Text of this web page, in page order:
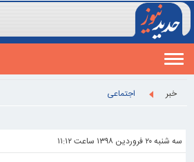
Toggle
navigation
خبر
اجتماعی
سه شنبه ۲۰ فروردين ۱۳۹۸ ساعت ۱۱:۱۲